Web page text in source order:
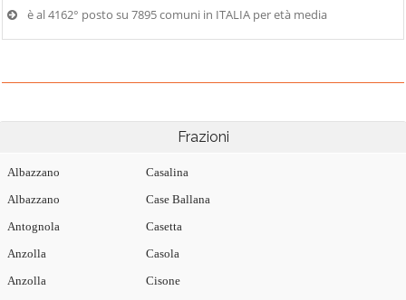
è al 4162° posto su 7895 comuni in ITALIA per età media
Frazioni
Albazzano
Albazzano
Antognola
Anzolla
Anzolla
Casalina
Case Ballana
Casetta
Casola
Cisone